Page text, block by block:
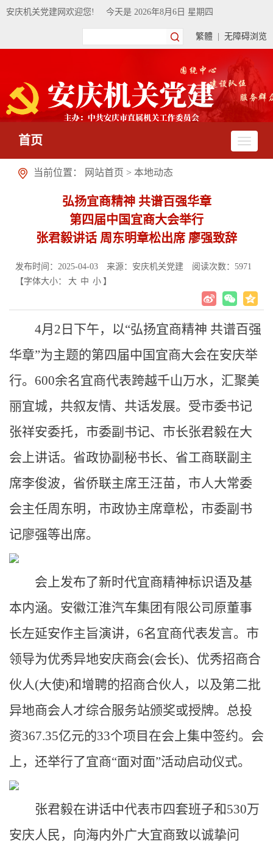
安庆机关党建网欢迎您! 今天是 2026年8月6日 星期四
繁體 无障碍浏览
首页
当前位置： 网站首页 > 本地动态
弘扬宜商精神 共谱百强华章
第四届中国宜商大会举行
张君毅讲话 周东明章松出席 廖强致辞
发布时间：2025-04-03 来源：安庆机关党建 阅读次数： 5971
【字体大小：
大 中 小 】
4月2日下午，以“弘扬宜商精神 共谱百强
华章”为主题的第四届中国宜商大会在安庆举
行。600余名宜商代表跨越千山万水，汇聚美
丽宜城，共叙友情、共话发展。受市委书记
张祥安委托，市委副书记、市长张君毅在大
会上讲话。省政协副秘书长、省工商联副主
席李俊波，省侨联主席王汪苗，市人大常委
会主任周东明，市政协主席章松，市委副书
记廖强等出席。
会上发布了新时代宜商精神标识语及基
本内涵。安徽江淮汽车集团有限公司原董事
长左延安作主旨演讲，6名宜商代表发言。市
领导为优秀异地安庆商会(会长)、优秀招商合
伙人(大使)和增聘的招商合伙人，以及第二批
异地商会人才综合服务站颁奖或授牌。总投
资367.35亿元的33个项目在会上集中签约。会
上，还举行了宜商“面对面”活动启动仪式。
张君毅在讲话中代表市四套班子和530万
安庆人民，向海内外广大宜商致以诚挚问